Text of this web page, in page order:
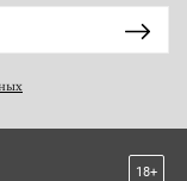
18+